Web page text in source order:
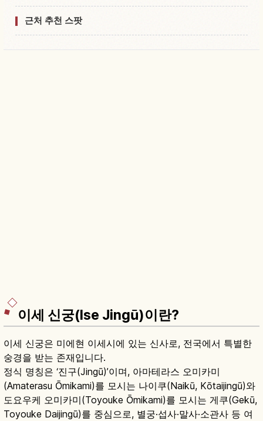
근처 추천 스팟
이세 신궁(Ise Jingū)이란?
이세 신궁은 미에현 이세시에 있는 신사로, 전국에서 특별한
숭경을 받는 존재입니다.
정식 명칭은 ‘진구(Jingū)’이며, 아마테라스 오미카미
(Amaterasu Ōmikami)를 모시는 나이쿠(Naikū, Kōtaijingū)와
도요우케 오미카미(Toyouke Ōmikami)를 모시는 게쿠(Gekū,
Toyouke Daijingū)를 중심으로, 별궁·섭사·말사·소관사 등 여